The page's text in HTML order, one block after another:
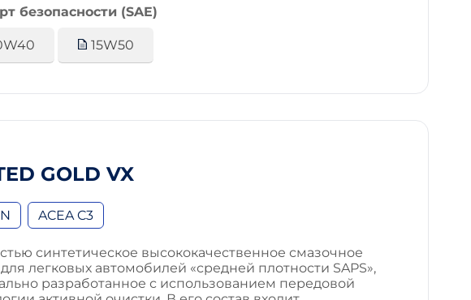
безопасности (SAE)
15W50
GOLD VX
ACEA C3
синтетическое высококачественное смазочное
легковых автомобилей «средней плотности SAPS»,
разработанное с использованием передовой